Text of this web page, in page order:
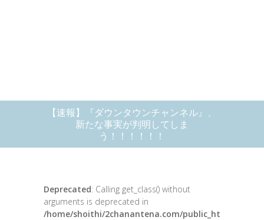
【速報】『ダウンタウンチャンネル』、
新たな事実が判明してしま
う！！！！！！
Deprecated: Calling get_class() without
arguments is deprecated in
/home/shoithi/2chanantena.com/public_ht